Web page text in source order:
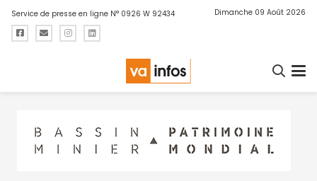
Service de presse en ligne N° 0926 W 92434 Dimanche 09 Août 2026